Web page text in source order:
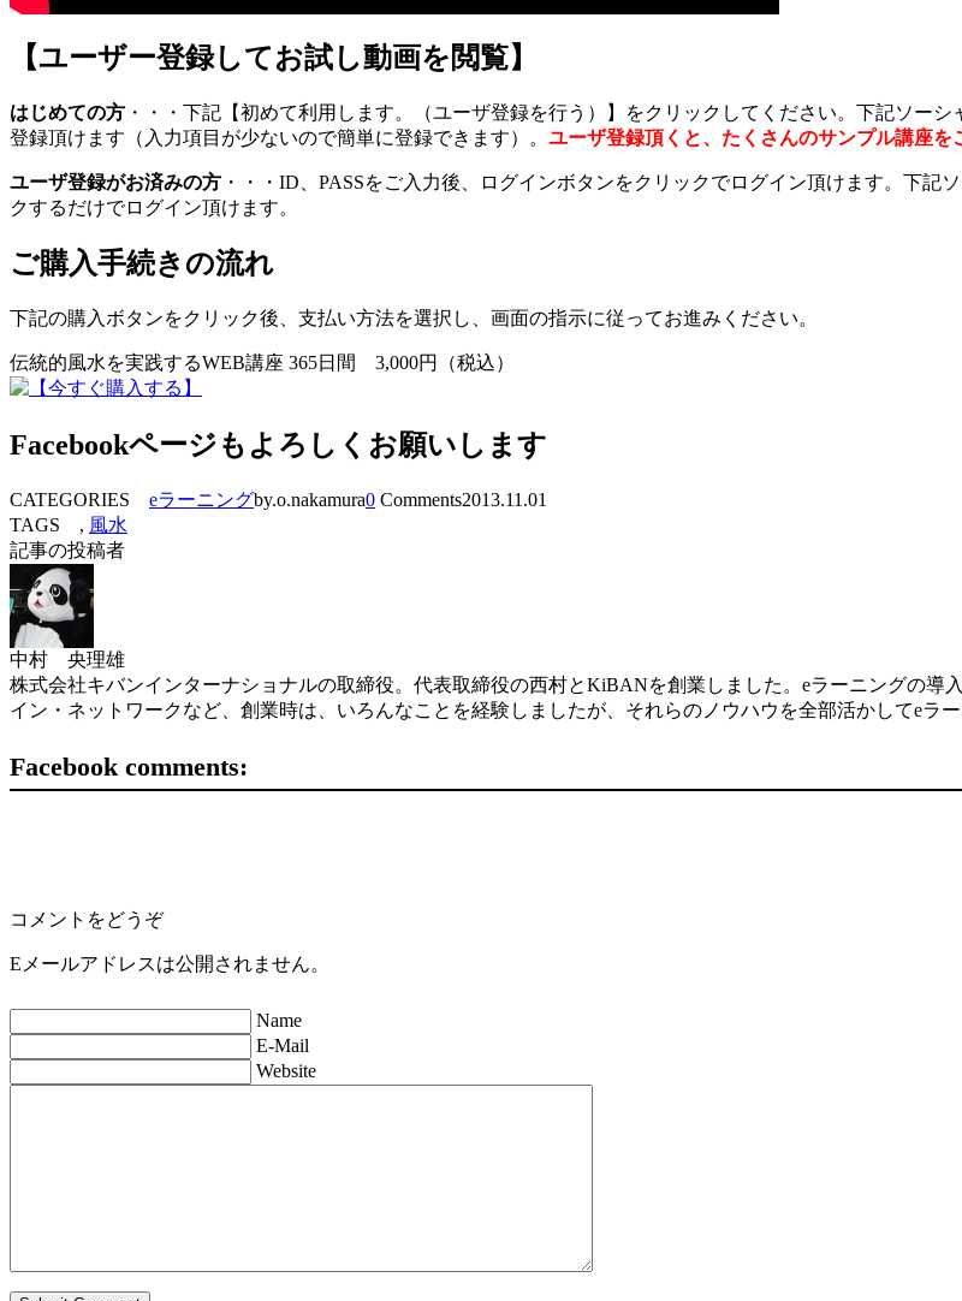
【ユーザー登録してお試し動画を閲覧】
はじめての方 ・・・下記【初めて利用します。（ユーザ登録を行う）】をクリックしてください。下記ソー
登録頂けます（入力項目が少ないので簡単に登録できます）。 ユーザ登録頂くと、たくさんのサンプル講座を
ユーザ登録がお済みの方 ・・・ID、PASSをご入力後、ログインボタンをクリックでログイン頂けます。下
クするだけでログイン頂けます。
ご購入手続きの流れ
下記の購入ボタンをクリック後、支払い方法を選択し、画面の指示に従ってお進みください。
伝統的風水を実践するWEB講座 365日間 3,000円（税込）
Facebookページもよろしくお願いします
CATEGORIES eラーニングby.o.nakamura0 Comments2013.11.01
TAGS , 風水
記事の投稿者
中村 央理雄
株式会社キバンインターナショナルの取締役。代表取締役の西村とKiBANを創業しました。eラーニングの
イン・ネットワークなど、創業時は、いろんなことを経験しましたが、それらのノウハウを全部活かしてeラ
Facebook comments:
コメントをどうぞ
Eメールアドレスは公開されません。
Name
E-Mail
Website